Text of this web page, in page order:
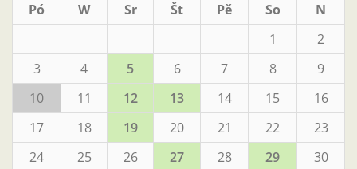
Pó W Sr Št Pě So
N
1
2
3
4 5 6 7 8
9
10
11 12 13 14 15
16
17
18 19 20 21 22
23
24
25 26 27 28 29
30